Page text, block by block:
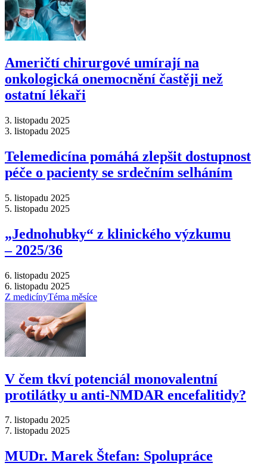
Američtí chirurgové umírají na
onkologická onemocnění častěji než
ostatní lékaři
3. listopadu 2025
3. listopadu 2025
Telemedicína pomáhá zlepšit dostupnost
péče o pacienty se srdečním selháním
5. listopadu 2025
5. listopadu 2025
„Jednohubky“ z klinického výzkumu
–⁠ 2025/36
6. listopadu 2025
6. listopadu 2025
Z medicínyTéma měsíce
V čem tkví potenciál monovalentní
protilátky u anti-NMDAR encefalitidy?
7. listopadu 2025
7. listopadu 2025
MUDr. Marek Štefan: Spolupráce